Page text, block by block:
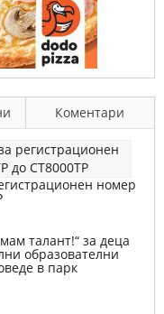
Коментари
номер
талант!“ за деца
образователни
в парк